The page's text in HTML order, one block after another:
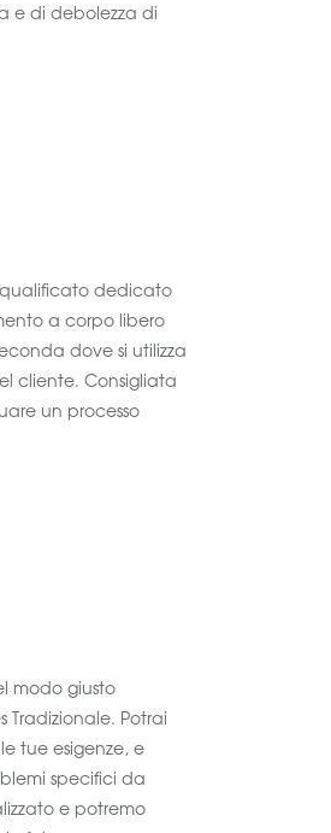
e di debolezza di
qualificato dedicato
a corpo libero
dove si utilizza
cliente. Consigliata
un processo
modo giusto
Tradizionale. Potrai
tue esigenze, e
specifici da
e potremo